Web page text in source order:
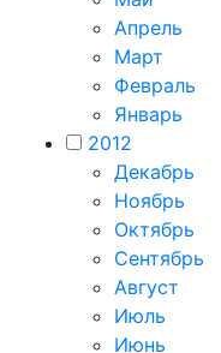
Апрель
Март
Февраль
Январь
2012
Декабрь
Ноябрь
Октябрь
Сентябрь
Август
Июль
Июнь